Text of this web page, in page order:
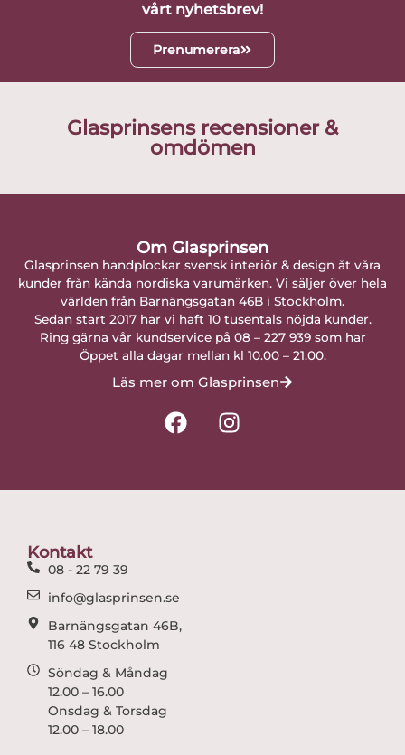
vårt nyhetsbrev!
Prenumerera
Glasprinsens recensioner &
omdömen
Om Glasprinsen
Glasprinsen handplockar svensk interiör & design åt våra
kunder från kända nordiska varumärken. Vi säljer över hela
världen från Barnängsgatan 46B i Stockholm.
Sedan start 2017 har vi haft 10 tusentals nöjda kunder.
Ring gärna vår kundservice på 08 – 227 939 som har
Öppet alla dagar mellan kl 10.00 – 21.00.
Läs mer om Glasprinsen
F
a
I
n
Kontakt
08 - 22 79 39
info@glasprinsen.se
Barnängsgatan 46B,
116 48 Stockholm
Söndag & Måndag
12.00 – 16.00
Onsdag & Torsdag
12.00 – 18.00